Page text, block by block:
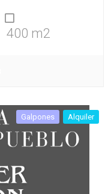
400 m2
Galpones Alquiler